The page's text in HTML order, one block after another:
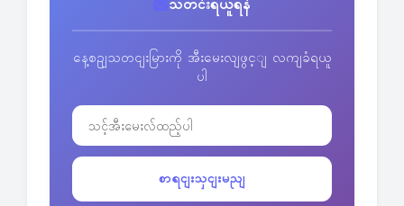
သတင်းရယူရန်
နေ့စဥျသတငျးမြားကို အီးမေးလျဖွင့ျ လကျခံရယူ
ပါ
စာရငျးသှငျးမညျ